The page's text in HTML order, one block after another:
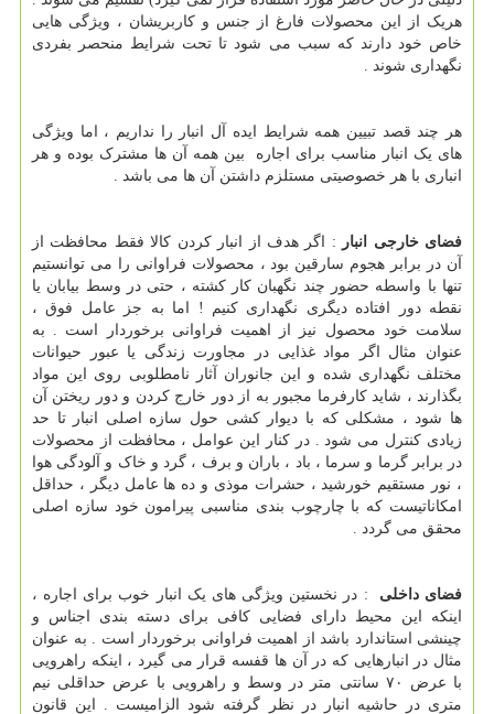
هریک از این محصولات فارغ از جنس و کاربریشان ، ویژگی هایی
خاص خود دارند که سبب می شود تا تحت شرایط منحصر بفردی
نگهداری شوند .
هر چند قصد تبیین همه شرایط ایده آل انبار را نداریم ، اما ویژگی
های یک انبار مناسب برای اجاره بین همه آن ها مشترک بوده و هر
انباری با هر خصوصیتی مستلزم داشتن آن ها می باشد .
فضای خارجی انبار
: اگر هدف از انبار کردن کالا فقط محافظت از
آن در برابر هجوم سارقین بود ، محصولات فراوانی را می توانستیم
تنها با واسطه حضور چند نگهبان کار کشته ، حتی در وسط بیابان یا
نقطه دور افتاده دیگری نگهداری کنیم ! اما به جز عامل فوق ،
سلامت خود محصول نیز از اهمیت فراوانی برخوردار است . به
عنوان مثال اگر مواد غذایی در مجاورت زندگی یا عبور حیوانات
مختلف نگهداری شده و این جانوران آثار نامطلوبی روی این مواد
بگذارند ، شاید کارفرما مجبور به از دور خارج کردن و دور ریختن آن
ها شود ، مشکلی که با دیوار کشی حول سازه اصلی انبار تا حد
زیادی کنترل می شود . در کنار این عوامل ، محافظت از محصولات
در برابر گرما و سرما ، باد ، باران و برف ، گرد و خاک و آلودگی هوا
، نور مستقیم خورشید ، حشرات موذی و ده ها عامل دیگر ، حداقل
امکاناتیست که با چارچوب بندی مناسبی پیرامون خود سازه اصلی
محقق می گردد .
فضای داخلی : در نخستین ویژگی های یک انبار خوب برای اجاره ،
اینکه این محیط دارای فضایی کافی برای دسته بندی اجناس و
چینشی استاندارد باشد از اهمیت فراوانی برخوردار است . به عنوان
مثال در انبارهایی که در آن ها قفسه قرار می گیرد ، اینکه راهرویی
با عرض ۷۰ سانتی متر در وسط و راهرویی با عرض حداقلی نیم
متری در حاشیه انبار در نظر گرفته شود الزامیست . این قانون